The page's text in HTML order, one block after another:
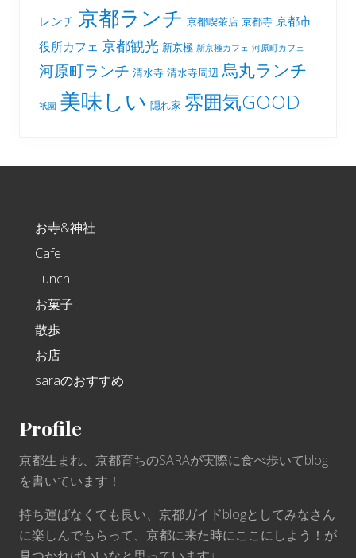
レンチ 京都ランチ 京都喫茶店 京都寺 京都市
役所カフェ 京都観光 新京極 新京極カフェ 河原町カフェ
河原町ランチ 清水寺 清水寺周辺 烏丸ランチ
祇園 美味しい 隠れ家 雰囲気GOOD
お寺&神社
Cafe
Lunch
お菓子
散歩
お店
saraのおすすめ
Profile
京都生まれ、京都育ちのSARAが実際に食べ歩いてblog
を書いています！
持ち運ばなくても良い、京都ガイドblogとしてみなさん
に楽しんでもらって、京都に来た時にここにしよう！が